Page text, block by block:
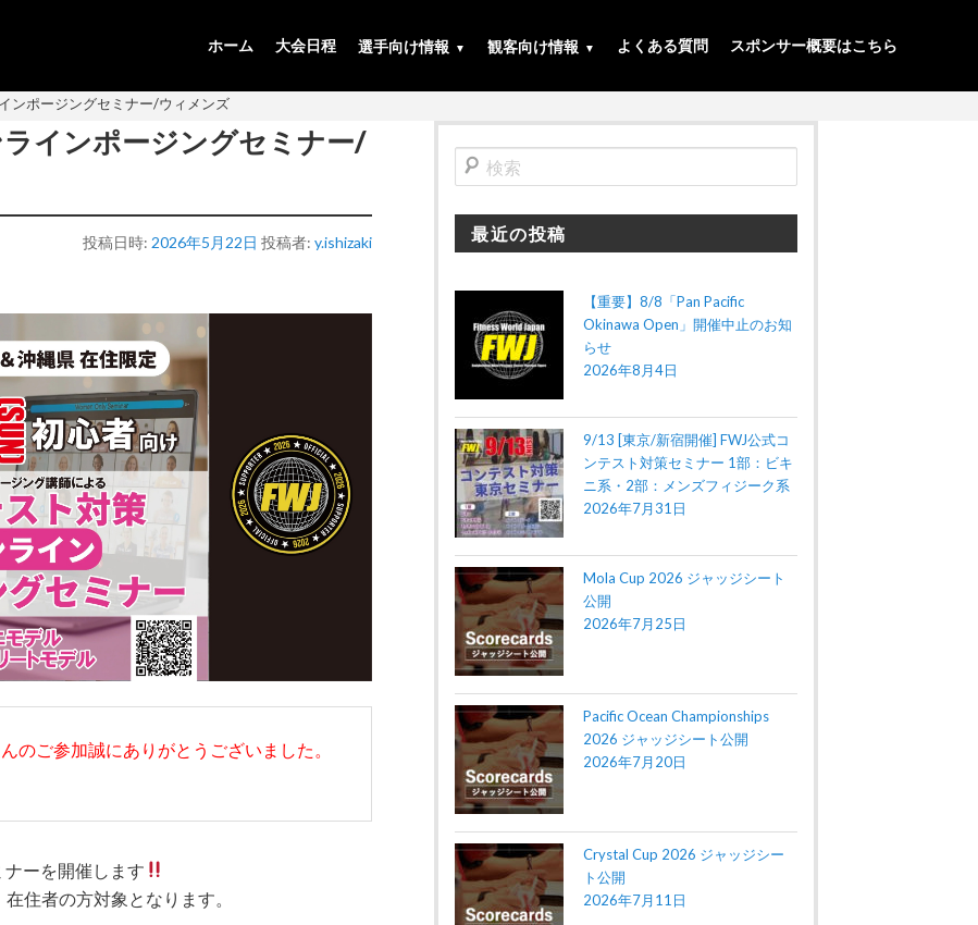
ホーム 大会日程 選手向け情報 観客向け情報 よくある質問 スポンサー概要はこちら
ンポージングセミナー/ウィメンズ
インポージングセミナー/
投稿日時: 2026年5月22日 投稿者: y.ishizaki
のご参加誠にありがとうございました。
ーを開催します
住者の方対象となります。
検
索
最近の投稿
【重要】8/8「Pan Pacific
Okinawa Open」開催中止のお知
らせ
2026年8月4日
9/13 [東京/新宿開催] FWJ公式コ
ンテスト対策セミナー 1部：ビキ
ニ系・2部：メンズフィジーク系
2026年7月31日
Mola Cup 2026 ジャッジシート
公開
2026年7月25日
Pacific Ocean Championships
2026 ジャッジシート公開
2026年7月20日
Crystal Cup 2026 ジャッジシー
ト公開
2026年7月11日